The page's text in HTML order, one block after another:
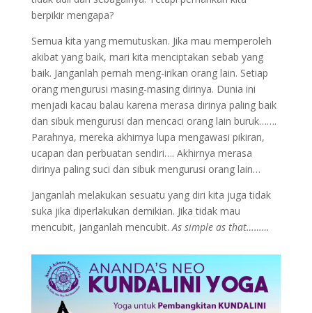
berpikir mengapa?
Semua kita yang memutuskan. Jika mau memperoleh
akibat yang baik, mari kita menciptakan sebab yang
baik. Janganlah pernah meng-irikan orang lain. Setiap
orang mengurusi masing-masing dirinya. Dunia ini
menjadi kacau balau karena merasa dirinya paling baik
dan sibuk mengurusi dan mencaci orang lain buruk…….
Parahnya, mereka akhirnya lupa mengawasi pikiran,
ucapan dan perbuatan sendiri…. Akhirnya merasa
dirinya paling suci dan sibuk mengurusi orang lain…
Janganlah melakukan sesuatu yang diri kita juga tidak
suka jika diperlakukan demikian. Jika tidak mau
mencubit, janganlah mencubit.As simple as that………